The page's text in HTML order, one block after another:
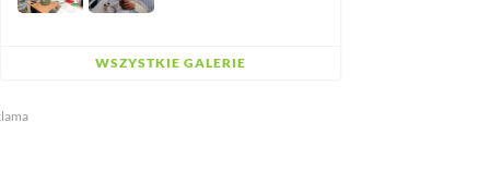
WSZYSTKIE GALERIE